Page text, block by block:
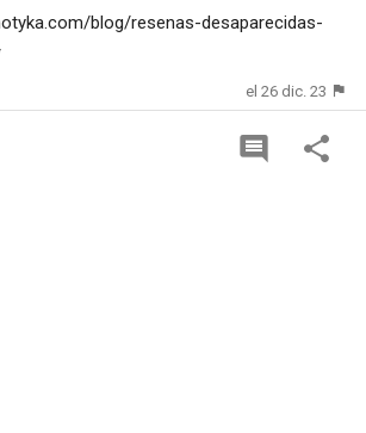
blog/resenas-desaparecidas-
el 26 dic. 23